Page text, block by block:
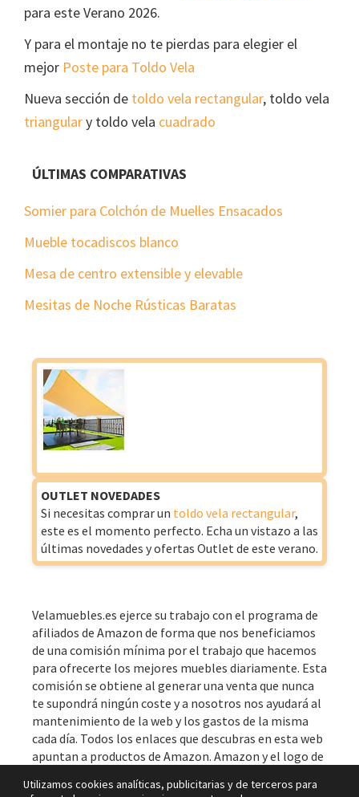
para este Verano 2026.
Y para el montaje no te pierdas para elegier el
mejor Poste para Toldo Vela
Nueva sección de toldo vela rectangular, toldo vela
triangulary toldo vela cuadrado
ÚLTIMAS COMPARATIVAS
Somier para Colchón de Muelles Ensacados
Mueble tocadiscos blanco
Mesa de centro extensible y elevable
Mesitas de Noche Rústicas Baratas
OUTLET NOVEDADES
Si necesitas comprar un toldo vela rectangular,
este es el momento perfecto. Echa un vistazo a las
últimas novedades y ofertas Outlet de este verano.
Velamuebles.es ejerce su trabajo con el programa de
afiliados de Amazon de forma que nos beneficiamos
de una comisión mínima por el trabajo que hacemos
para ofrecerte los mejores muebles diariamente. Esta
comisión se obtiene al generar una venta que nunca
te supondrá ningún coste y a nosotros nos ayudará al
mantenimiento de la web y los gastos de la misma
cada día. Todos los enlaces que descubras en esta web
apuntan a productos de Amazon. Amazon y el logo de
otros de sus afiliados.
Utilizamos cookies analíticas, publicitarias y de terceros para